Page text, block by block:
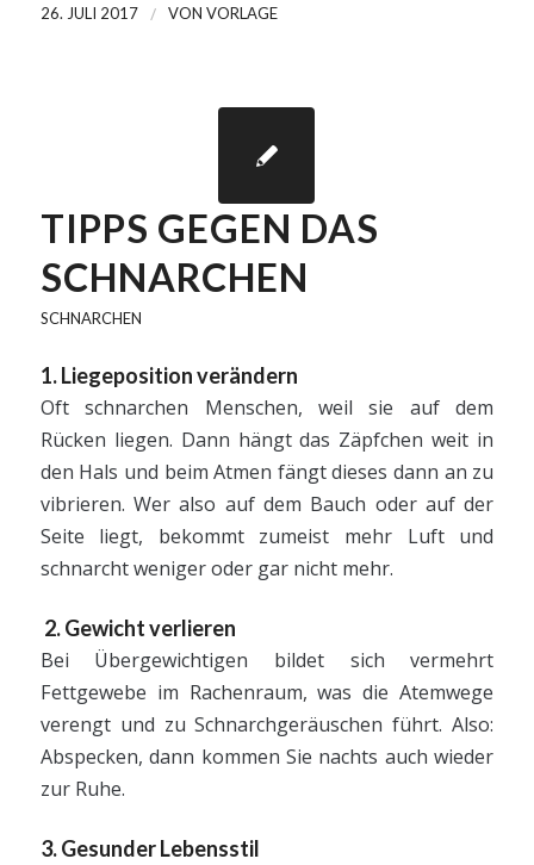
26. JULI 2017 / VON VORLAGE
TIPPS GEGEN DAS
SCHNARCHEN
SCHNARCHEN
1. Liegeposition verändern
Oft schnarchen Menschen, weil sie auf dem
Rücken liegen. Dann hängt das Zäpfchen weit in
den Hals und beim Atmen fängt dieses dann an zu
vibrieren. Wer also auf dem Bauch oder auf der
Seite liegt, bekommt zumeist mehr Luft und
schnarcht weniger oder gar nicht mehr.
2. Gewicht verlieren
Bei Übergewichtigen bildet sich vermehrt
Fettgewebe im Rachenraum, was die Atemwege
verengt und zu Schnarchgeräuschen führt. Also:
Abspecken, dann kommen Sie nachts auch wieder
zur Ruhe.
3. Gesunder Lebensstil